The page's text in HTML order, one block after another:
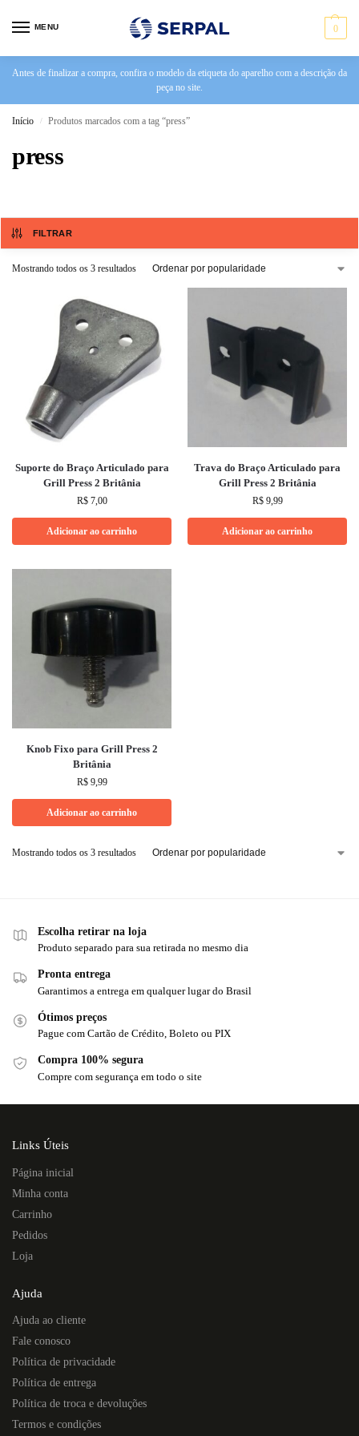
MENU 0
Antes de finalizar a compra, confira o modelo da etiqueta do aparelho com a descrição da
peça no site.
Início / Produtos marcados com a tag “press”
press
FILTRAR
Mostrando todos os 3 resultados
Suporte do Braço Articulado para
Grill Press 2 Britânia
R$7,00
Adicionar ao carrinho
Trava do Braço Articulado para
Grill Press 2 Britânia
R$9,99
Adicionar ao carrinho
Knob Fixo para Grill Press 2
Britânia
R$9,99
Adicionar ao carrinho
Mostrando todos os 3 resultados
Escolha retirar na loja
Produto separado para sua retirada no mesmo dia
Pronta entrega
Garantimos a entrega em qualquer lugar do Brasil
Ótimos preços
Pague com Cartão de Crédito, Boleto ou PIX
Compra 100% segura
Compre com segurança em todo o site
Links Úteis
Página inicial
Minha conta
Carrinho
Pedidos
Loja
Ajuda
Ajuda ao cliente
Fale conosco
Política de privacidade
Política de entrega
Política de troca e devoluções
Termos e condições